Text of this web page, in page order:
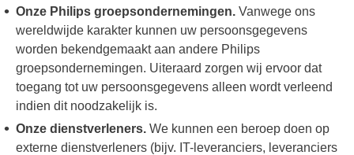
Onze Philips groepsondernemingen. Vanwege ons
wereldwijde karakter kunnen uw persoonsgegevens
worden bekendgemaakt aan andere Philips
groepsondernemingen. Uiteraard zorgen wij ervoor dat
toegang tot uw persoonsgegevens alleen wordt verleend
indien dit noodzakelijk is.
Onze dienstverleners. We kunnen een beroep doen op
externe dienstverleners (bijv. IT-leveranciers, leveranciers